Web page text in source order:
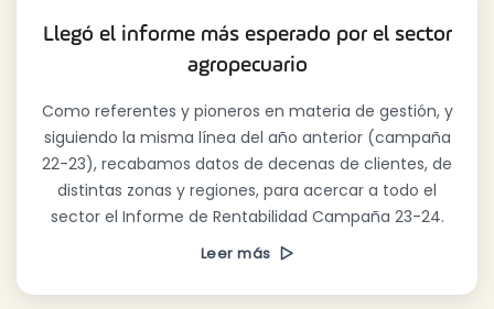
Llegó el informe más esperado por el sector
agropecuario
Como referentes y pioneros en materia de gestión, y
siguiendo la misma línea del año anterior (campaña
22-23), recabamos datos de decenas de clientes, de
distintas zonas y regiones, para acercar a todo el
sector el Informe de Rentabilidad Campaña 23-24.
Leer más